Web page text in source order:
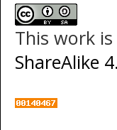
This work
ShareAlike